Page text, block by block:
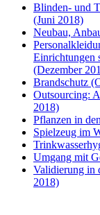
Blinden- und
(Juni 2018)
Neubau,
Einrichtungen
(Dezember
Brandschutz
Outsourcing:
2018)
Pflanzen in
Spielzeug im
Umgang mit
Validierung in
2018)